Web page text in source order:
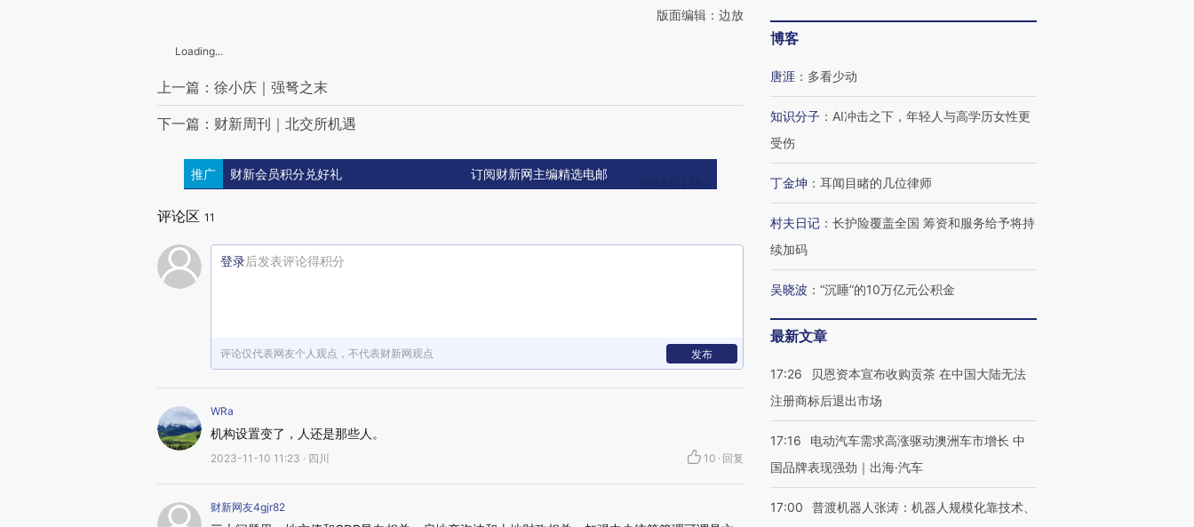
版面编辑：边放
Loading...
上一篇：徐小庆｜强弩之末
下一篇：财新周刊｜北交所机遇
推广 财新会员积分兑好礼 订阅财新网主编精选电邮
评论区 11
登录后发表评论得积分
评论仅代表网友个人观点，不代表财新网观点 发布
WRa
机构设置变了，人还是那些人。
2023-11-10 11:23 · 四川 10 · 回复
财新网友4gjr82
博客
唐涯 ： 多看少动
知识分子 ： AI冲击之下，年轻人与高学历女性更
受伤
丁金坤 ： 耳闻目睹的几位律师
村夫日记 ： 长护险覆盖全国 筹资和服务给予将持
续加码
吴晓波 ： “沉睡”的10万亿元公积金
最新文章
17:26
贝恩资本宣布收购贡茶 在中国大陆无法
注册商标后退出市场
17:16
电动汽车需求高涨驱动澳洲车市增长 中
国品牌表现强劲｜出海·汽车
17:00
普渡机器人张涛：机器人规模化靠技术、